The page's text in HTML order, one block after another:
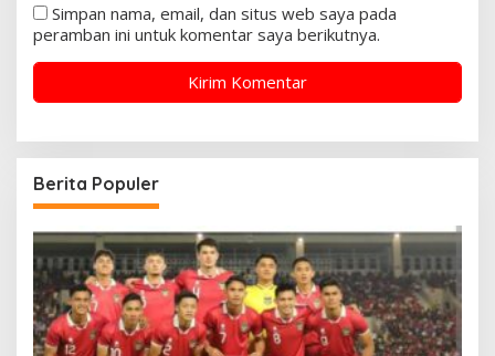
Simpan nama, email, dan situs web saya pada
peramban ini untuk komentar saya berikutnya.
Berita Populer